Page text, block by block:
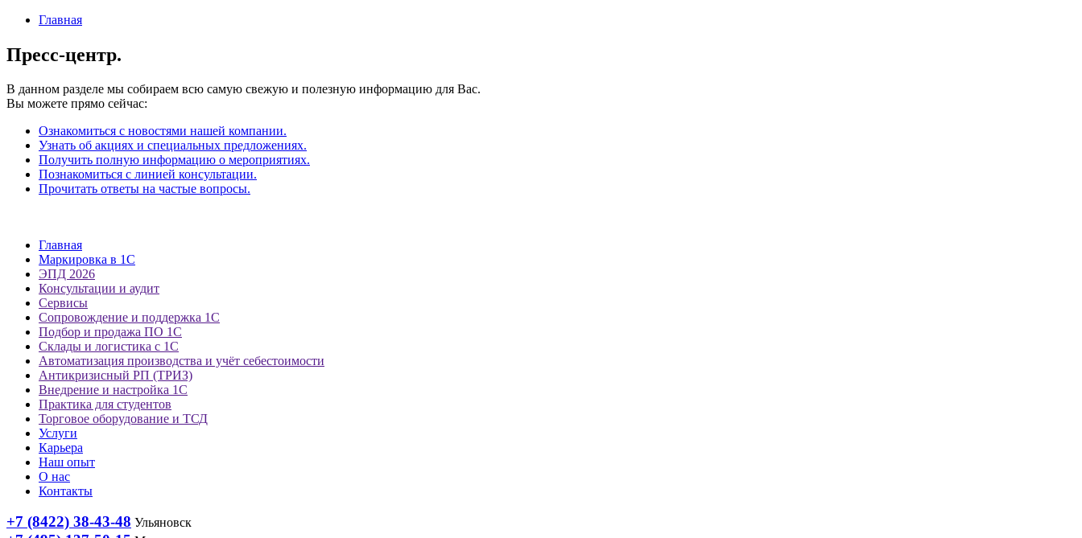
Главная
Пресс-центр.
В данном разделе мы собираем всю самую свежую и полезную информацию для Вас.
Вы можете прямо сейчас:
Ознакомиться с новостями нашей компании.
Узнать об акциях и специальных предложениях.
Получить полную информацию о мероприятиях.
Познакомиться с линией консультации.
Прочитать ответы на частые вопросы.
Главная
Маркировка в 1С
ЭПД 2026
Консультации и аудит
Сервисы
Сопровождение и поддержка 1С
Подбор и продажа ПО 1С
Склады и логистика с 1С
Автоматизация производства и учёт себестоимости
Антикризисный РП (ТРИЗ)
Внедрение и настройка 1С
Практика для студентов
Торговое оборудование и ТСД
Услуги
Карьера
Наш опыт
О нас
Контакты
+7 (8422) 38-43-48 Ульяновск